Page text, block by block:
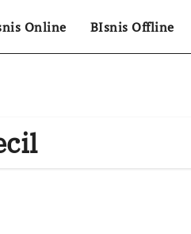
Online BIsnis Offline